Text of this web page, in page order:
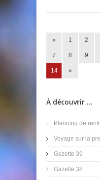
« 1 2
7 8 9
14 »
À découvrir ...
Planning de
Voyage sur la
Gazette 39
Gazette 38